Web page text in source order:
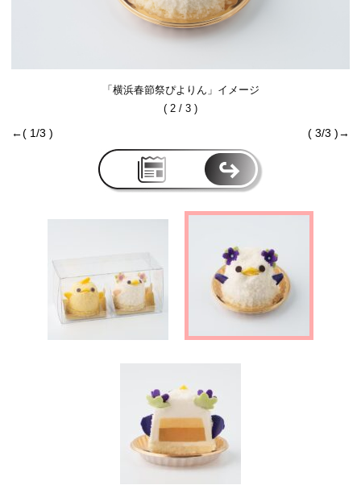
「横浜春節祭ぴよりん」イメージ
( 2 / 3 )
←( 1/3 ) ( 3/3 )→